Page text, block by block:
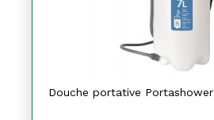
Douche portative Portashower